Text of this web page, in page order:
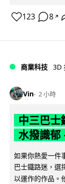
123 8 ↗
商業科技 3D
Vin 2 小時
中三巴士
水撥識郁
如果你熱愛一件
巴士鐵路迷，選
以運作的作品。